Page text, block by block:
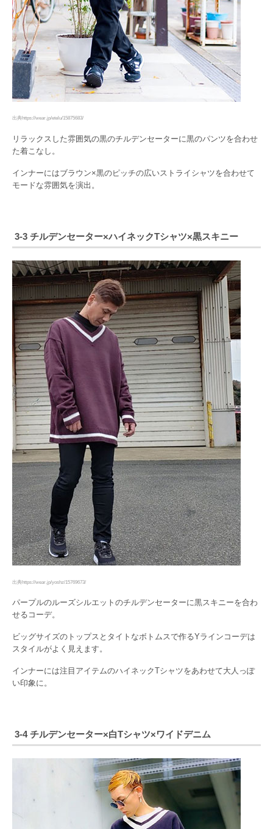
出典https://wear.jp/etelu/15875683/
リラックスした雰囲気の黒のチルデンセーターに黒のパンツを合わせ
た着こなし。
インナーにはブラウン×黒のピッチの広いストライシャツを合わせて
モードな雰囲気を演出。
3-3 チルデンセーター×ハイネックTシャツ×黒スキニー
出典https://wear.jp/yoshz/15769673/
パープルのルーズシルエットのチルデンセーターに黒スキニーを合わ
せるコーデ。
ビッグサイズのトップスとタイトなボトムスで作るYラインコーデは
スタイルがよく見えます。
インナーには注目アイテムのハイネックTシャツをあわせて大人っぽ
い印象に。
3-4 チルデンセーター×白Tシャツ×ワイドデニム